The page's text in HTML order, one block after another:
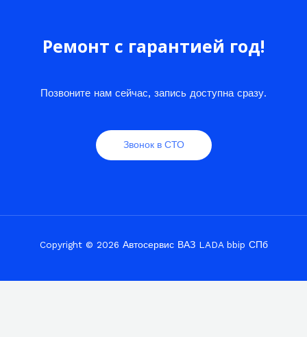
Ремонт с гарантией год!
Позвоните нам сейчас, запись доступна сразу.
Звонок в СТО
Copyright © 2026 Автосервис ВАЗ LADA bbip СПб